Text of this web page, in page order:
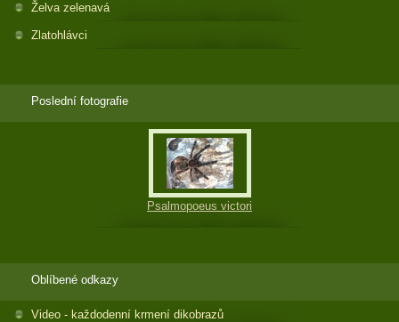
Želva zelenavá
Zlatohlávci
Poslední fotografie
Psalmopoeus victori
Oblíbené odkazy
Video - každodenní krmení dikobrazů